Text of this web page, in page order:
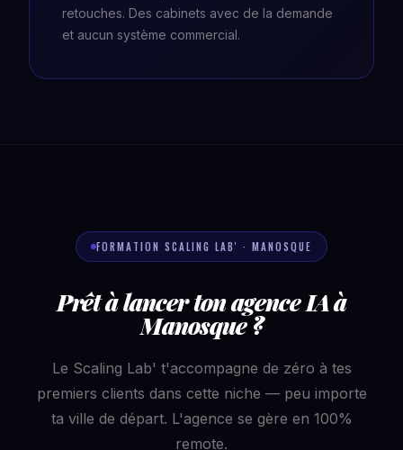
retouches. Des cabinets avec de la demande
et aucun système commercial.
FORMATION SCALING LAB' · MANOSQUE
Prêt à lancer ton agence IA à
Manosque ?
Le Scaling Lab' t'accompagne de zéro à tes
premiers clients dans cette niche — peu importe
ta ville de départ. L'agence se gère en 100%
remote.